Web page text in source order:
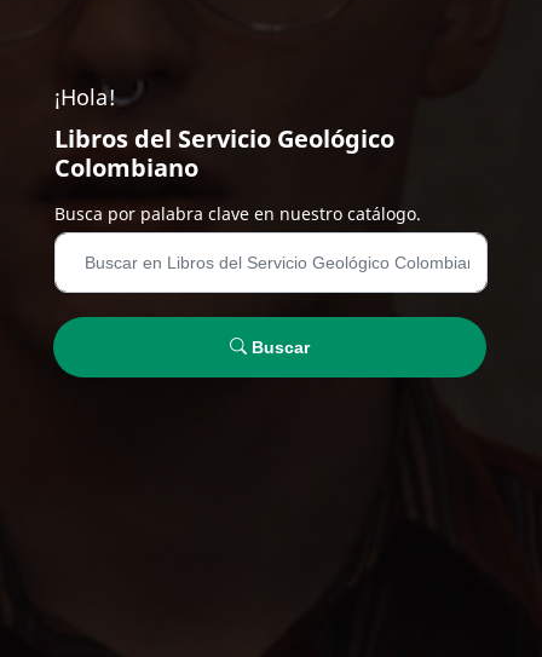
¡Hola!
Libros del Servicio Geológico
Colombiano
Busca por palabra clave en nuestro catálogo.
Buscar